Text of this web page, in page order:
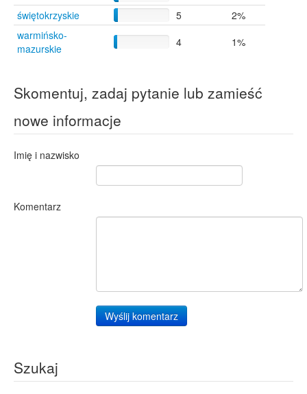
świętokrzyskie
5
2%
warmińsko-
mazurskie
4 1%
Skomentuj, zadaj pytanie lub zamieść
nowe informacje
Imię i nazwisko
Komentarz
Wyślij komentarz
Szukaj